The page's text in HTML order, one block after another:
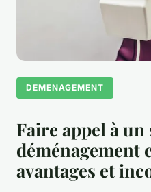
DEMENAGEMENT
Faire appel à un
déménagement
avantages et